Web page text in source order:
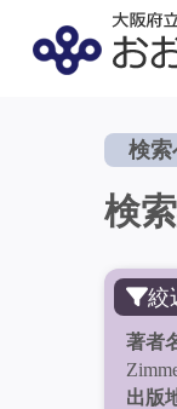
検索
検
絞
著者
出版